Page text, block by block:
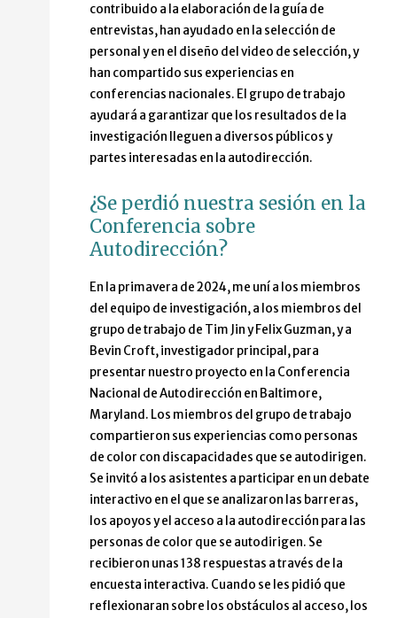
contribuido a la elaboración de la guía de
entrevistas, han ayudado en la selección de
personal y en el diseño del video de selección, y
han compartido sus experiencias en
conferencias nacionales. El grupo de trabajo
ayudará a garantizar que los resultados de la
investigación lleguen a diversos públicos y
partes interesadas en la autodirección.
¿Se perdió nuestra sesión en la
Conferencia sobre
Autodirección?
En la primavera de 2024, me uní a los miembros
del equipo de investigación, a los miembros del
grupo de trabajo de Tim Jin y Felix Guzman, y a
Bevin Croft, investigador principal, para
presentar nuestro proyecto en la Conferencia
Nacional de Autodirección en Baltimore,
Maryland. Los miembros del grupo de trabajo
compartieron sus experiencias como personas
de color con discapacidades que se autodirigen.
Se invitó a los asistentes a participar en un debate
interactivo en el que se analizaron las barreras,
los apoyos y el acceso a la autodirección para las
personas de color que se autodirigen. Se
recibieron unas 138 respuestas a través de la
encuesta interactiva. Cuando se les pidió que
reflexionaran sobre los obstáculos al acceso, los